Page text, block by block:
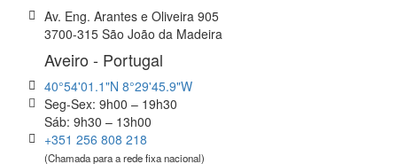
Av. Eng. Arantes e Oliveira 905
3700-315 São João da Madeira
Aveiro - Portugal
40°54'01.1"N 8°29'45.9"W
Seg-Sex: 9h00 – 19h30
Sáb: 9h30 – 13h00
+351 256 808 218
(Chamada para a rede fixa nacional)